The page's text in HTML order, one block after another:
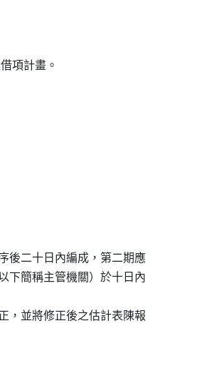
項計畫。
後二十日內編成，第二期應
下簡稱主管機關）於十日內
，並將修正後之估計表陳報